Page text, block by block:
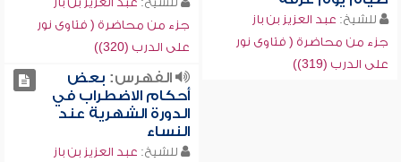
للشيخ: عبد العزيز بن باز
جزء من محاضرة ( فتاوى نور
على الدرب (319))
جزء من محاضرة ( فتاوى نور
على الدرب (320))
الفهرس: بعض
أحكام الاضطراب في
الدورة الشهرية عند
النساء
للشيخ: عبد العزيز بن باز